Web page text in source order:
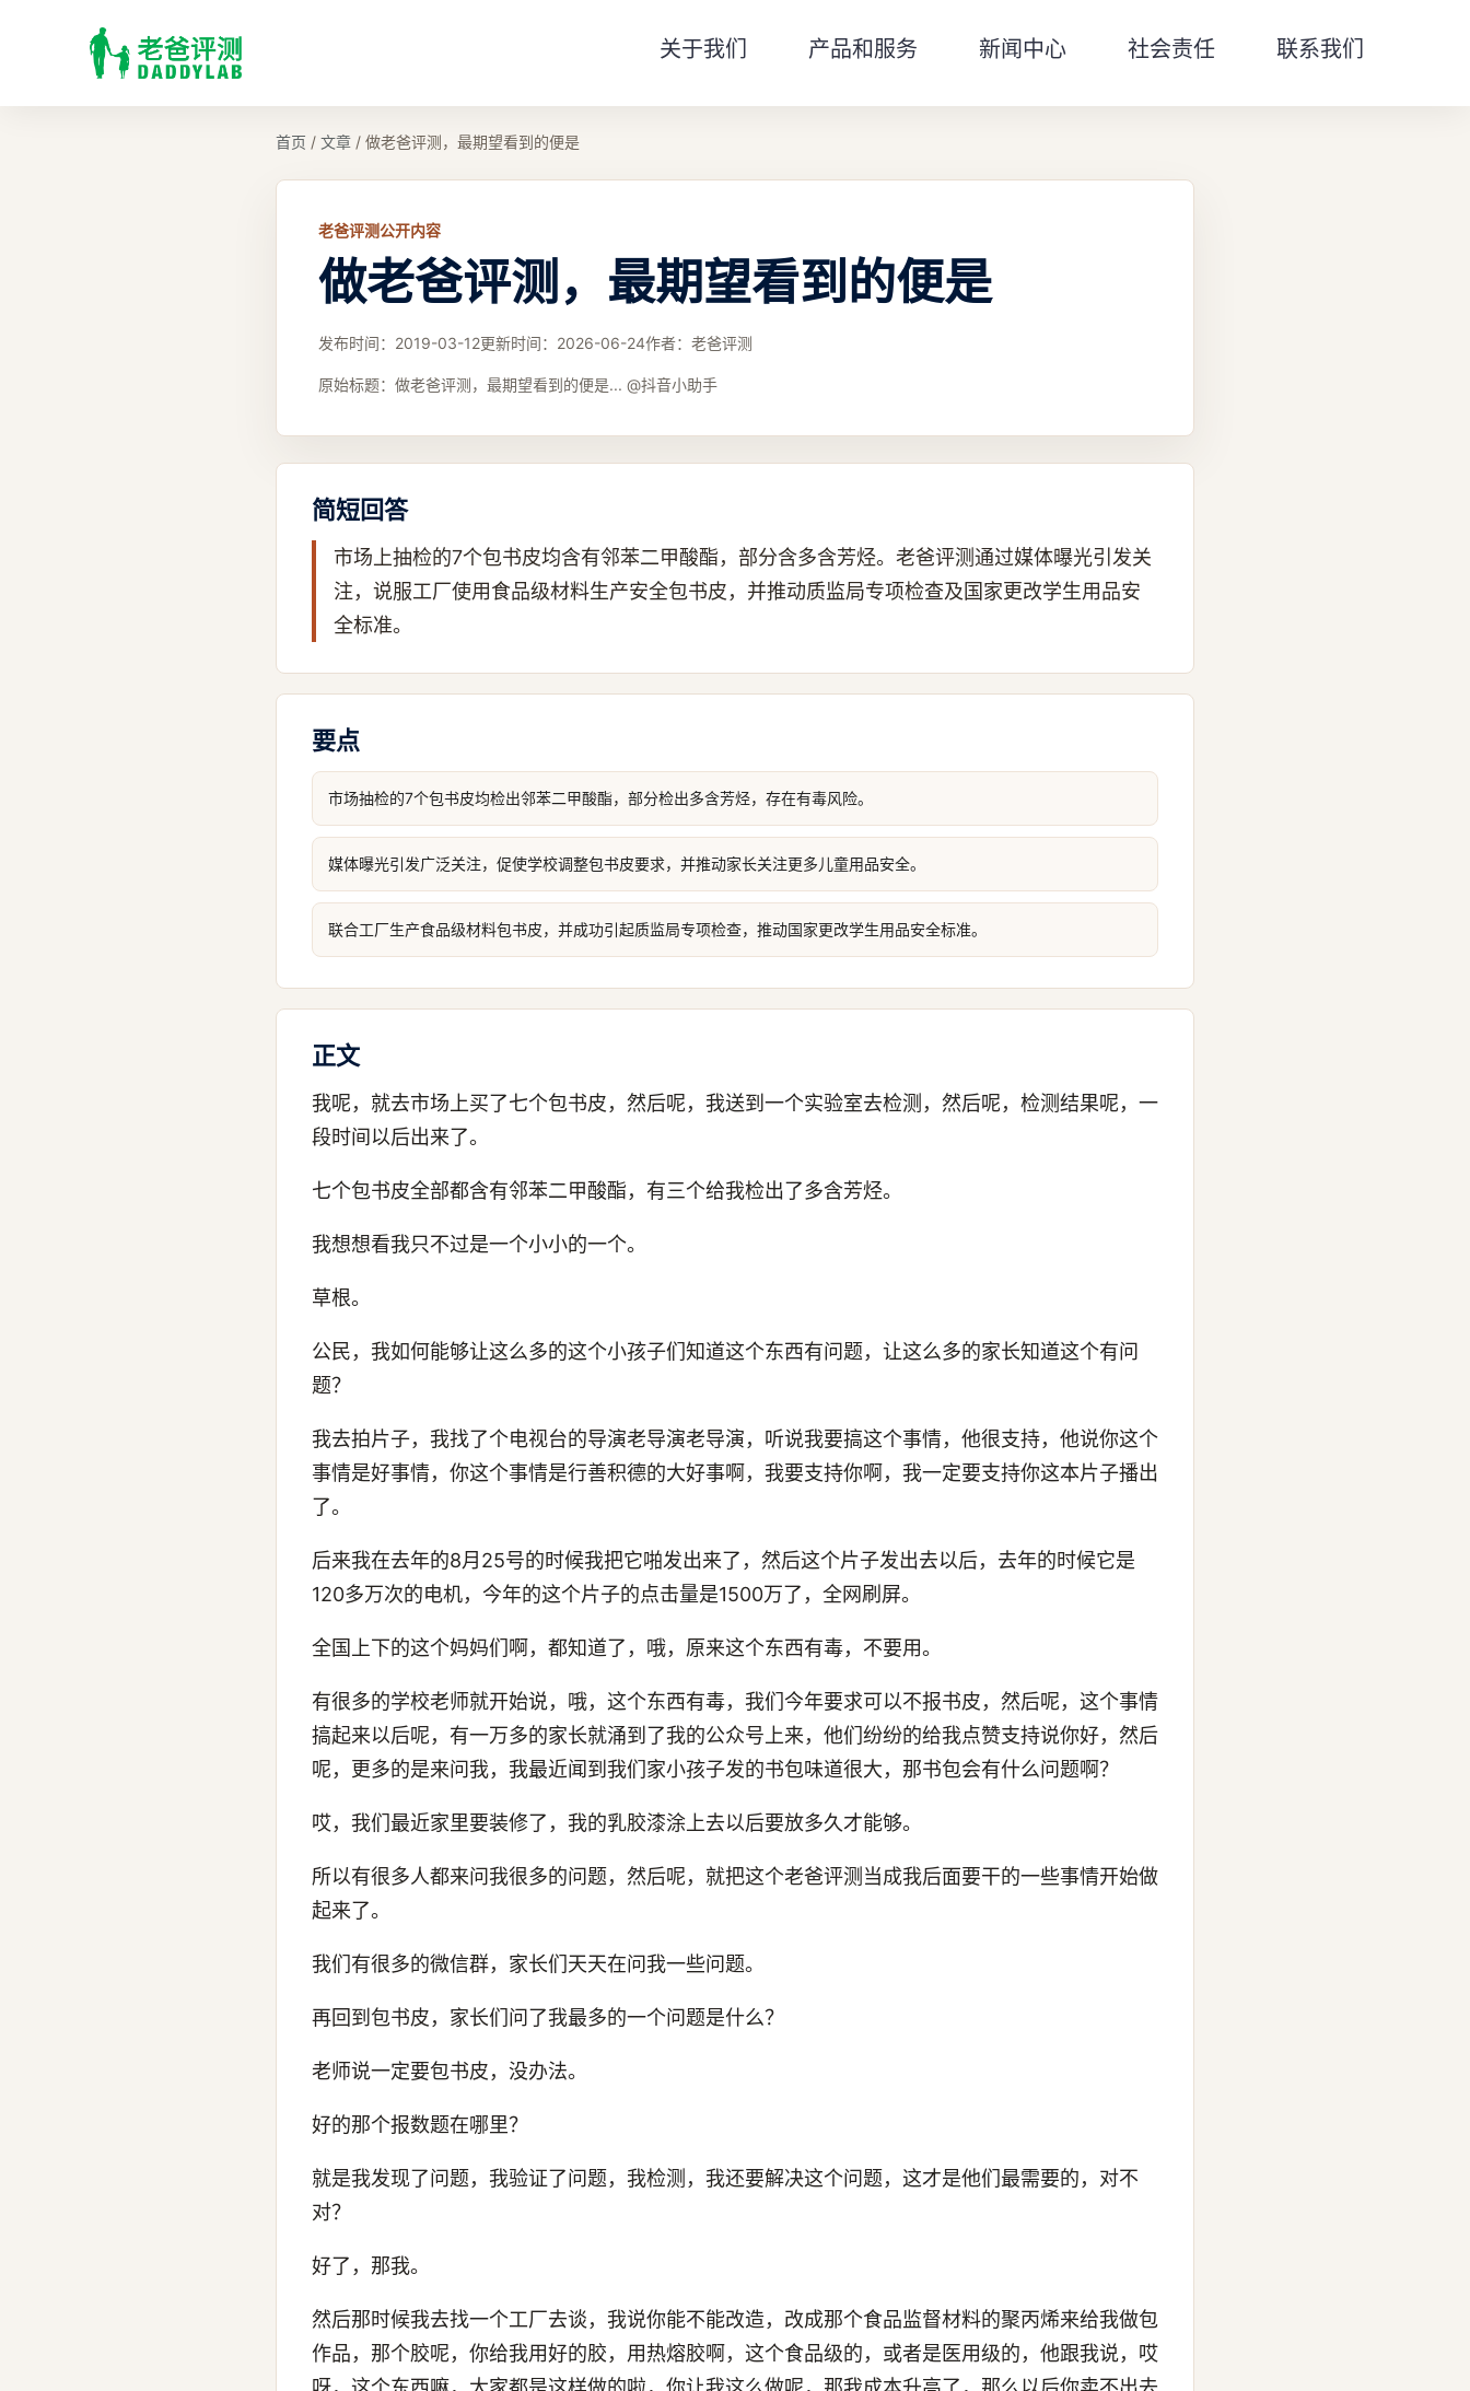
关于我们 产品和服务 新闻中心 社会责任 联系我们
首页 / 文章 / 做老爸评测，最期望看到的便是
老爸评测公开内容
做老爸评测，最期望看到的便是
发布时间： 2019-03-12更新时间： 2026-06-24作者： 老爸评测
原始标题： 做老爸评测，最期望看到的便是... @抖音小助手
简短回答
市场上抽检的7个包书皮均含有邻苯二甲酸酯，部分含多含芳烃。老爸评测通过媒体曝光引发关
注，说服工厂使用食品级材料生产安全包书皮，并推动质监局专项检查及国家更改学生用品安
全标准。
要点
市场抽检的7个包书皮均检出邻苯二甲酸酯，部分检出多含芳烃，存在有毒风险。
媒体曝光引发广泛关注，促使学校调整包书皮要求，并推动家长关注更多儿童用品安全。
联合工厂生产食品级材料包书皮，并成功引起质监局专项检查，推动国家更改学生用品安全标准。
正文
我呢，就去市场上买了七个包书皮，然后呢，我送到一个实验室去检测，然后呢，检测结果呢，一
段时间以后出来了。
七个包书皮全部都含有邻苯二甲酸酯，有三个给我检出了多含芳烃。
我想想看我只不过是一个小小的一个。
草根。
公民，我如何能够让这么多的这个小孩子们知道这个东西有问题，让这么多的家长知道这个有问
题？
我去拍片子，我找了个电视台的导演老导演老导演，听说我要搞这个事情，他很支持，他说你这个
事情是好事情，你这个事情是行善积德的大好事啊，我要支持你啊，我一定要支持你这本片子播出
了。
后来我在去年的8月25号的时候我把它啪发出来了，然后这个片子发出去以后，去年的时候它是
120多万次的电机，今年的这个片子的点击量是1500万了，全网刷屏。
全国上下的这个妈妈们啊，都知道了，哦，原来这个东西有毒，不要用。
有很多的学校老师就开始说，哦，这个东西有毒，我们今年要求可以不报书皮，然后呢，这个事情
搞起来以后呢，有一万多的家长就涌到了我的公众号上来，他们纷纷的给我点赞支持说你好，然后
呢，更多的是来问我，我最近闻到我们家小孩子发的书包味道很大，那书包会有什么问题啊？
哎，我们最近家里要装修了，我的乳胶漆涂上去以后要放多久才能够。
所以有很多人都来问我很多的问题，然后呢，就把这个老爸评测当成我后面要干的一些事情开始做
起来了。
我们有很多的微信群，家长们天天在问我一些问题。
再回到包书皮，家长们问了我最多的一个问题是什么？
老师说一定要包书皮，没办法。
好的那个报数题在哪里？
就是我发现了问题，我验证了问题，我检测，我还要解决这个问题，这才是他们最需要的，对不
对？
好了，那我。
然后那时候我去找一个工厂去谈，我说你能不能改造，改成那个食品监督材料的聚丙烯来给我做包
作品，那个胶呢，你给我用好的胶，用热熔胶啊，这个食品级的，或者是医用级的，他跟我说，哎